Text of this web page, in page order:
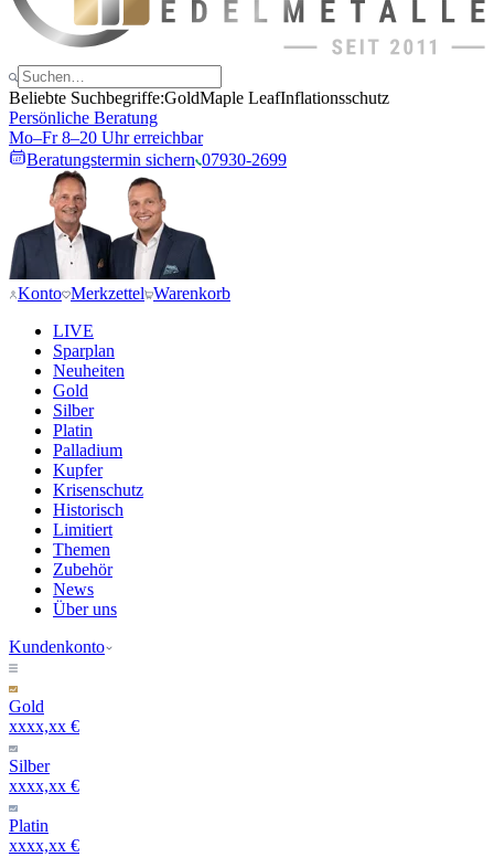
Beliebte Suchbegriffe:GoldMaple LeafInflationsschutz
Persönliche Beratung
Mo–Fr 8–20 Uhr erreichbar
Beratungstermin sichern 07930-2699
Konto Merkzettel Warenkorb
LIVE
Sparplan
Neuheiten
Gold
Silber
Platin
Palladium
Kupfer
Krisenschutz
Historisch
Limitiert
Themen
Zubehör
News
Über uns
Kundenkonto
Gold
xxxx,xx €
Silber
xxxx,xx €
Platin
xxxx,xx €